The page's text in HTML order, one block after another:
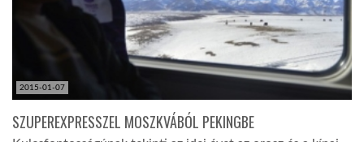
2015-01-07
SZUPEREXPRESSZEL MOSZKVÁBÓL PEKINGBE